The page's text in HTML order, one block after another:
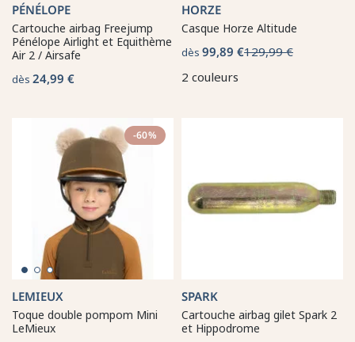
PÉNÉLOPE
Cartouche airbag Freejump
Pénélope Airlight et Equithème
Air 2 / Airsafe
dès 24,99 €
HORZE
Casque Horze Altitude
dès 99,89 €129,99 €
2 couleurs
-60%
LEMIEUX
Toque double pompom Mini
LeMieux
SPARK
Cartouche airbag gilet Spark 2
et Hippodrome